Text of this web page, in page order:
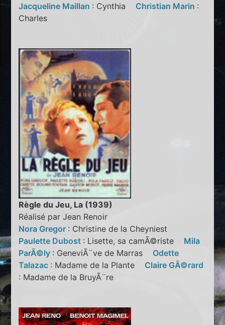
Jacqueline Maillan : Cynthia Christian Marin :
Charles
Règle du Jeu, La (1939)
Réalisé par Jean Renoir
Nora Gregor : Christine de la Cheyniest
Paulette Dubost : Lisette, sa camÃ©riste Mila
ParÃ©ly : GeneviÃ¨ve de Marras Odette
Talazac : Madame de la Plante Claire GÃ©rard
: Madame de la BruyÃ¨re